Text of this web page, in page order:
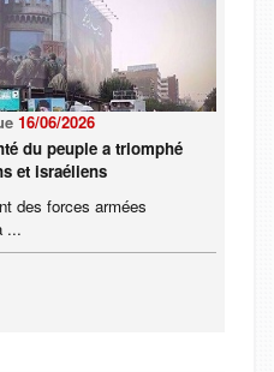
16/06/2026
du peuple a triomphé
et israéliens
des forces armées
...